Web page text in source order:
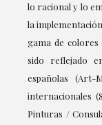
lo racional y lo
la
gama de colores
sido reflejado
españolas (Art-
internacionales
Pinturas /